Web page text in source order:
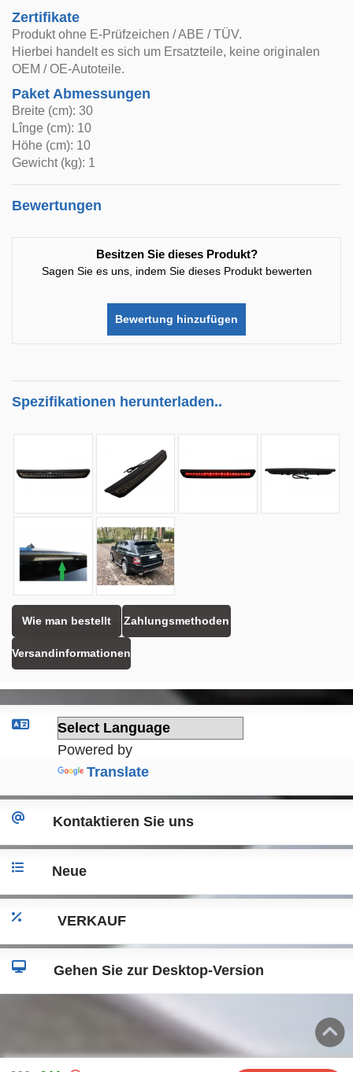
Zertifikate
Produkt ohne E-Prüfzeichen / ABE / TÜV.
Hierbei handelt es sich um Ersatzteile, keine originalen
OEM / OE-Autoteile.
Paket Abmessungen
Breite (cm): 30
Lînge (cm): 10
Höhe (cm): 10
Gewicht (kg): 1
Bewertungen
Besitzen Sie dieses Produkt?
Sagen Sie es uns, indem Sie dieses Produkt bewerten
Bewertung hinzufügen
Spezifikationen herunterladen..
Wie man bestellt Zahlungsmethoden
Versandinformationen
Powered by
Translate
Kontaktieren Sie uns
Neue
VERKAUF
Gehen Sie zur Desktop-Version